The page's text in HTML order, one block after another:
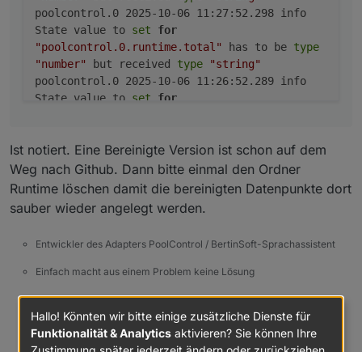
poolcontrol.0
2025-10-06 11:24:52.261	info	State value
poolcontrol.0
2025-10-06 11:24:52.259	info	State value
poolcontrol.0
2025-10-06 11:23:52.256	info	State value
poolcontrol.0
poolcontrol.0
poolcontrol.0 2025-10-06 11:27:52.298 info
State value to set
for
"poolcontrol.0.runtime.total"
has to be type
"number"
but received type
"string"
poolcontrol.0 2025-10-06 11:26:52.289 info
State value to set
for
poolcontrol.0 2025-10-06 11:26:52.286 info
State value toset for
"poolcontrol.0.runtime.total"
has to be
type
"string"
poolcontrol.0 2025-10-06 11:25:52.274 info
"poolcontrol.0.runtime.today"has to betype
"number"but receivedtype "string"
State value toset for
"poolcontrol.0.runtime.total"has to be type
"number"but receivedtype "string"
Ist notiert. Eine Bereinigte Version ist schon auf dem
Weg nach Github. Dann bitte einmal den Ordner
Runtime löschen damit die bereinigten Datenpunkte dort
sauber wieder angelegt werden.
Entwickler des Adapters PoolControl / BertinSoft-Sprachassistent
Einfach macht aus einem Problem keine Lösung
universelle Gerätedatenstruktur mit kontextueller
Funktionszuordnung. Oder einfach gesagt: Jedes Gerät spricht
dieselbe Sprache - nur nicht jedes sagt alles!
Hallo! Könnten wir bitte einige zusätzliche Dienste für
Funktionalität & Analytics aktivieren? Sie können Ihre